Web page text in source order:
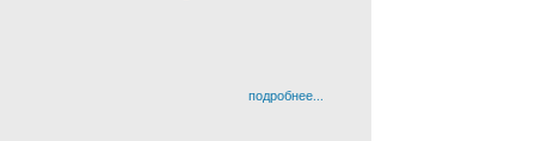
подробнее...